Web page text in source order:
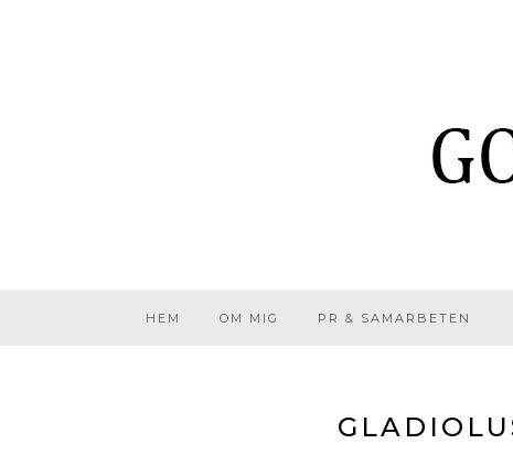
HEM OM MIG PR & SAMARBETEN